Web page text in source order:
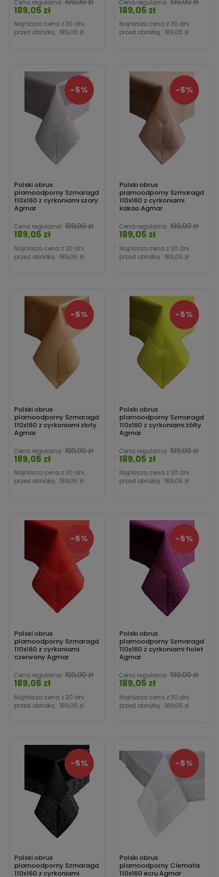
Cena regularna
Cena
189,05 zł
Najniższa cena z 30 dni
przed obniżką : 189,05 zł
Cena regularna
Cena
189,05 zł
Najniższa cena z 30 dni
przed obniżką : 189,05 zł
Polski obrus
plamoodporny Szmaragd
110x160 z cyrkoniami szary
Agmar
Cena regularna 199,00 zł
-5%
Cena
189,05 zł
Najniższa cena z 30 dni
przed obniżką : 189,05 zł
Polski obrus
plamoodporny Szmaragd
110x160 z cyrkoniami
kakao Agmar
Cena regularna 199,00 zł
-5%
Cena
189,05 zł
Najniższa cena z 30 dni
przed obniżką : 189,05 zł
Polski obrus
plamoodporny Szmaragd
110x160 z cyrkoniami złoty
Agmar
Cena regularna 199,00 zł
-5%
Cena
189,05 zł
Najniższa cena z 30 dni
przed obniżką : 189,05 zł
Polski obrus
plamoodporny Szmaragd
110x160 z cyrkoniami żółty
Agmar
Cena regularna 199,00 zł
-5%
Cena
189,05 zł
Najniższa cena z 30 dni
przed obniżką : 189,05 zł
Polski obrus
plamoodporny Szmaragd
110x160 z cyrkoniami
czerwony Agmar
Cena regularna 199,00 zł
-5%
Cena
189,05 zł
Najniższa cena z 30 dni
przed obniżką : 189,05 zł
Polski obrus
plamoodporny Szmaragd
110x160 z cyrkoniami fiolet
Agmar
Cena regularna 199,00 zł
-5%
Cena
189,05 zł
Najniższa cena z 30 dni
przed obniżką : 189,05 zł
Polski obrus
plamoodporny Szmaragd
110x160 z cyrkoniami
-5%
Polski obrus
plamoodporny Clematis
110x160 ecru Agmar
-5%